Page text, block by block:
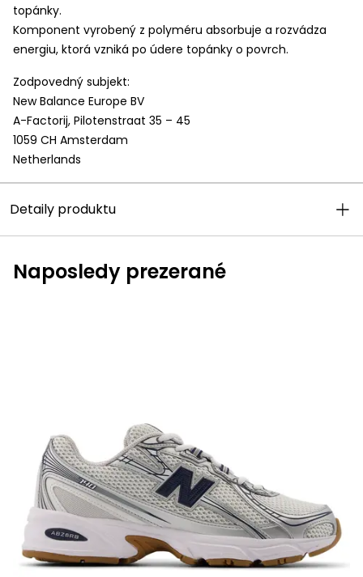
topánky.
Komponent vyrobený z polyméru absorbuje a rozvádza
energiu, ktorá vzniká po údere topánky o povrch.
Zodpovedný subjekt:
New Balance Europe BV
A-Factorij, Pilotenstraat 35 – 45
1059 CH Amsterdam
Netherlands
Detaily produktu
Naposledy prezerané